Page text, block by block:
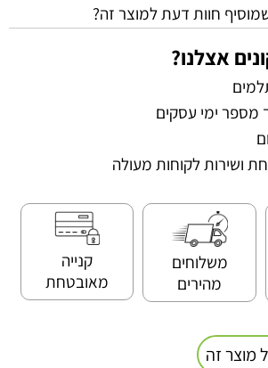
חוות דעת למוצר זה?
אצלנו?
מספר ימי עסקים
ושירות לקוחות מעולה
משלוחים
מהירים
קנייה
מאובטחת
מוצר זה